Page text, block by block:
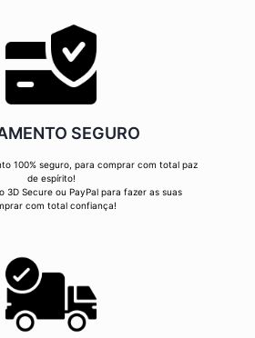
SEGURO
100% seguro, para comprar com total paz
de espírito!
3D Secure ou PayPal para fazer as suas
com total confiança!